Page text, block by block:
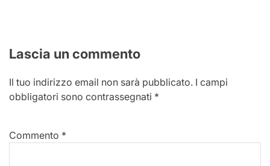
Lascia un commento
Il tuo indirizzo email non sarà pubblicato. I campi
obbligatori sono contrassegnati *
Commento *